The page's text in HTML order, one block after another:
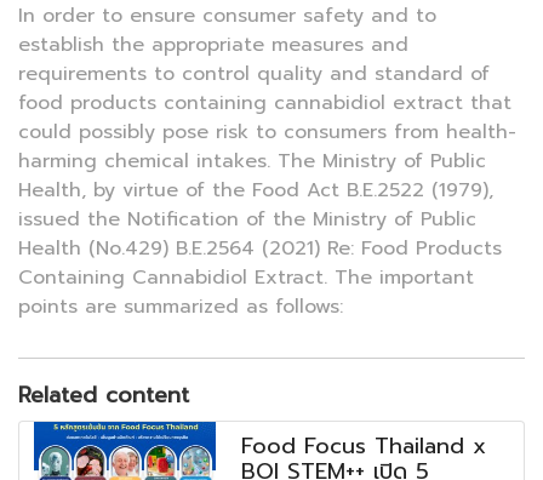
In order to ensure consumer safety and to
establish the appropriate measures and
requirements to control quality and standard of
food products containing cannabidiol extract that
could possibly pose risk to consumers from health-
harming chemical intakes. The Ministry of Public
Health, by virtue of the Food Act B.E.2522 (1979),
issued the Notification of the Ministry of Public
Health (No.429) B.E.2564 (2021) Re: Food Products
Containing Cannabidiol Extract. The important
points are summarized as follows:
Related content
Food Focus Thailand x
BOI STEM++ เปิด 5